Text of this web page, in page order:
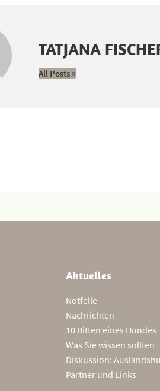
TATJANA
All Posts »
Aktuelles
Notfelle
Nachrichten
10 Bitten eines Hundes
Was Sie wissen sollten
Diskussion:
Partner und Links